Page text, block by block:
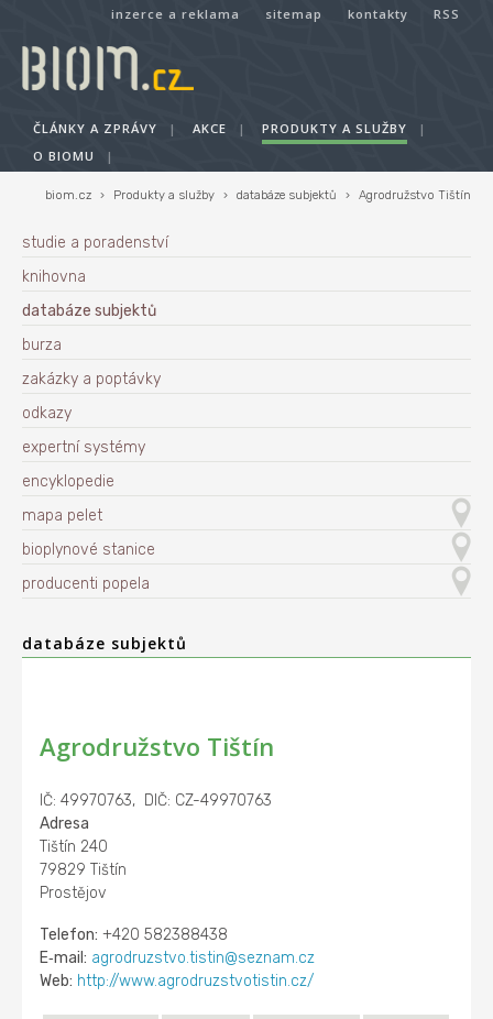
inzerce a reklama sitemap kontakty RSS
ČLÁNKY A ZPRÁVY | AKCE | PRODUKTY A SLUŽBY
|
O BIOMU
|
biom.cz › Produkty a služby › databáze subjektů › Agrodružstvo Tištín
studie a poradenství
knihovna
databáze subjektů
burza
zakázky a poptávky
odkazy
expertní systémy
encyklopedie
mapa pelet
bioplynové stanice
producenti popela
databáze subjektů
Agrodružstvo Tištín
IČ: 49970763, DIČ: CZ-49970763
Adresa
Tištín 240
79829 Tištín
Prostějov
Telefon: +420 582388438
E‑mail: agrodruzstvo.tistin@seznam.cz
Web: http://www.agrodruzstvotistin.cz/